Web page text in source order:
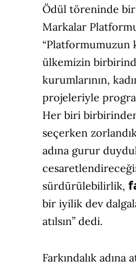
Ödül töreninde bir
Markalar
“Platformumuzun
ülkemizin
kurumlarının,
projeleriyle
Her biri
seçerken
adına gurur
sürdürülebilirlik,
bir iyilik dev
atılsın” dedi.
Farkındalık adına